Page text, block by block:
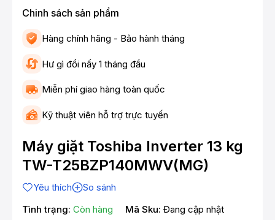
Chinh sách sản phẩm
Hàng chính hãng - Bảo hành tháng
Hư gì đổi nấy 1 tháng đầu
Miễn phí giao hàng toàn quốc
Kỹ thuật viên hỗ trợ trực tuyến
Máy giặt Toshiba Inverter 13 kg
TW-T25BZP140MWV(MG)
Yêu thích
So sánh
Tình trạng: Còn hàng Mã Sku: Đang cập nhật